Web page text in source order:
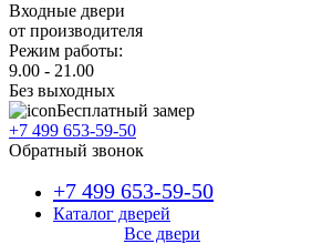
Входные двери
от производителя
Режим работы:
9.00 - 21.00
Без выходных
Бесплатный замер
+7 499 653-59-50
Обратный звонок
+7 499 653-59-50
Каталог дверей
Все двери